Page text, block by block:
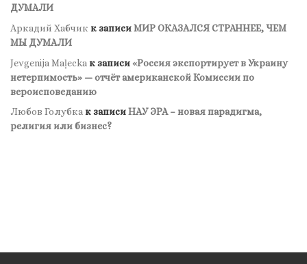
ДУМАЛИ
Аркадий Хабчик к записиМИР ОКАЗАЛСЯ СТРАННЕЕ, ЧЕМ
МЫ ДУМАЛИ
Jevgenija Maļecka к записи«Россия экспортирует в Украину
нетерпимость» — отчёт американской Комиссии по
вероисповеданию
Любов Голубкак записиНАУ ЭРА – новая парадигма,
религия или бизнес?